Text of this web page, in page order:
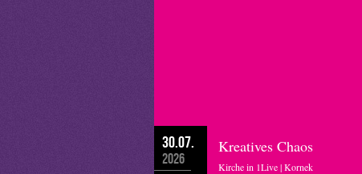
30.07.
2026
Kreatives Chaos
Kirche in 1Live | Kornek